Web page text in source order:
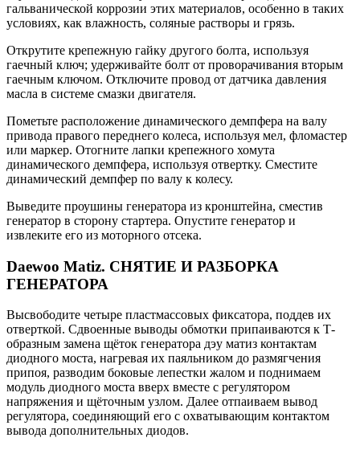
гальванической коррозии этих материалов, особенно в таких
условиях, как влажность, соляные растворы и грязь.
Открутите крепежную гайку другого болта, используя
гаечный ключ; удерживайте болт от проворачивания вторым
гаечным ключом. Отключите провод от датчика давления
масла в системе смазки двигателя.
Пометьте расположение динамического демпфера на валу
привода правого переднего колеса, используя мел, фломастер
или маркер. Отогните лапки крепежного хомута
динамического демпфера, используя отвертку. Сместите
динамический демпфер по валу к колесу.
Выведите проушины генератора из кронштейна, сместив
генератор в сторону стартера. Опустите генератор и
извлеките его из моторного отсека.
Daewoo Matiz. СНЯТИЕ И РАЗБОРКА
ГЕНЕРАТОРА
Высвободите четыре пластмассовых фиксатора, поддев их
отверткой. Сдвоенные выводы обмотки припаиваются к Т-
образным замена щёток генератора дэу матиз контактам
диодного моста, нагревая их паяльником до размягчения
припоя, разводим боковые лепестки жалом и поднимаем
модуль диодного моста вверх вместе с регулятором
напряжения и щёточным узлом. Далее отпаиваем вывод
регулятора, соединяющий его с охватывающим контактом
вывода дополнительных диодов.